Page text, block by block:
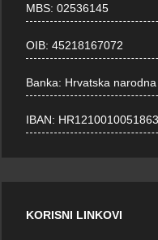
MBS: 02536145
OIB: 45218167072
Banka: Hrvatska
IBAN:
KORISNI LINKOVI